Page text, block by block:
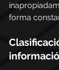
forma